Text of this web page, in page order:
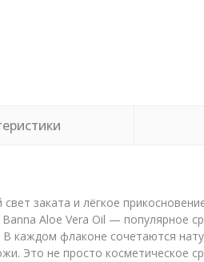
заката и лёгкое
Aloe Vera Oil — популярное
каждом флаконе сочетаются
Это не просто косметическое